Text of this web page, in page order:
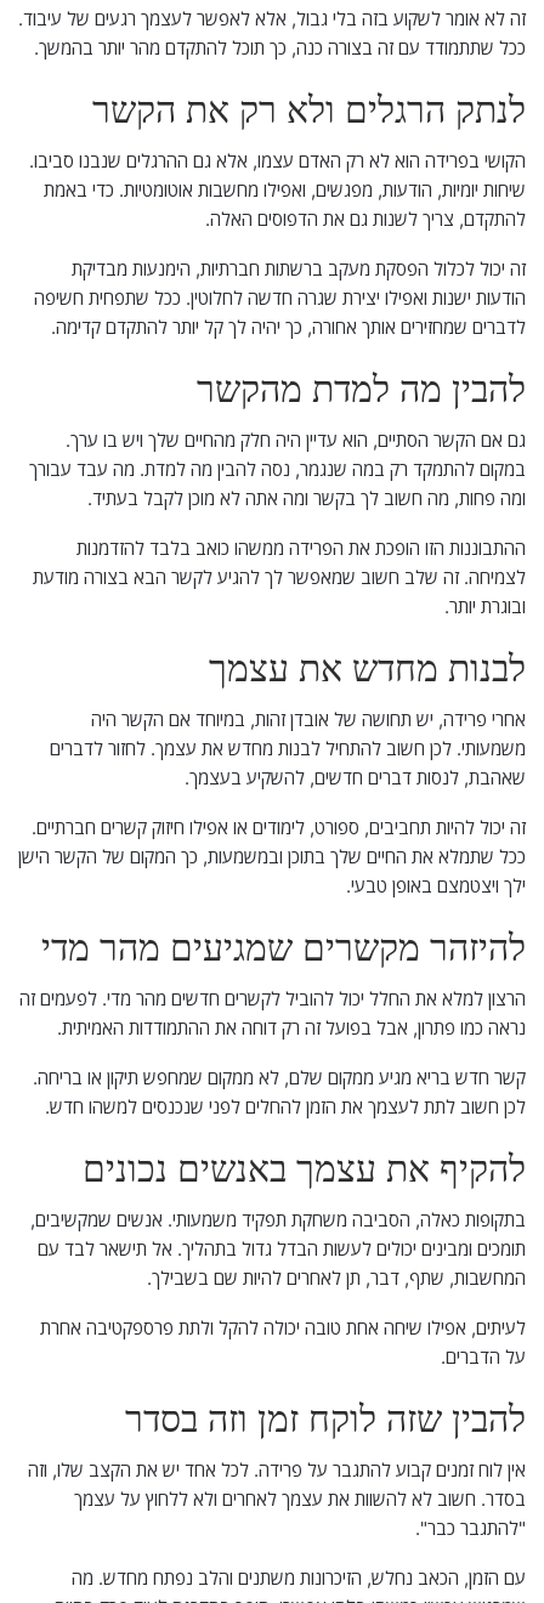
זה לא אומר לשקוע בזה בלי גבול, אלא לאפשר לעצמך רגעים של עיבוד.
ככל שתתמודד עם זה בצורה כנה, כך תוכל להתקדם מהר יותר בהמשך.
לנתק הרגלים ולא רק את הקשר
הקושי בפרידה הוא לא רק האדם עצמו, אלא גם ההרגלים שנבנו סביבו.
שיחות יומיות, הודעות, מפגשים, ואפילו מחשבות אוטומטיות. כדי באמת
להתקדם, צריך לשנות גם את הדפוסים האלה.
זה יכול לכלול הפסקת מעקב ברשתות חברתיות, הימנעות מבדיקת
הודעות ישנות ואפילו יצירת שגרה חדשה לחלוטין. ככל שתפחית חשיפה
לדברים שמחזירים אותך אחורה, כך יהיה לך קל יותר להתקדם קדימה.
להבין מה למדת מהקשר
גם אם הקשר הסתיים, הוא עדיין היה חלק מהחיים שלך ויש בו ערך.
במקום להתמקד רק במה שנגמר, נסה להבין מה למדת. מה עבד עבורך
ומה פחות, מה חשוב לך בקשר ומה אתה לא מוכן לקבל בעתיד.
ההתבוננות הזו הופכת את הפרידה ממשהו כואב בלבד להזדמנות
לצמיחה. זה שלב חשוב שמאפשר לך להגיע לקשר הבא בצורה מודעת
ובוגרת יותר.
לבנות מחדש את עצמך
אחרי פרידה, יש תחושה של אובדן זהות, במיוחד אם הקשר היה
משמעותי. לכן חשוב להתחיל לבנות מחדש את עצמך. לחזור לדברים
שאהבת, לנסות דברים חדשים, להשקיע בעצמך.
זה יכול להיות תחביבים, ספורט, לימודים או אפילו חיזוק קשרים חברתיים.
ככל שתמלא את החיים שלך בתוכן ובמשמעות, כך המקום של הקשר הישן
ילך ויצטמצם באופן טבעי.
להיזהר מקשרים שמגיעים מהר מדי
הרצון למלא את החלל יכול להוביל לקשרים חדשים מהר מדי. לפעמים זה
נראה כמו פתרון, אבל בפועל זה רק דוחה את ההתמודדות האמיתית.
קשר חדש בריא מגיע ממקום שלם, לא ממקום שמחפש תיקון או בריחה.
לכן חשוב לתת לעצמך את הזמן להחלים לפני שנכנסים למשהו חדש.
להקיף את עצמך באנשים נכונים
בתקופות כאלה, הסביבה משחקת תפקיד משמעותי. אנשים שמקשיבים,
תומכים ומבינים יכולים לעשות הבדל גדול בתהליך. אל תישאר לבד עם
המחשבות, שתף, דבר, תן לאחרים להיות שם בשבילך.
לעיתים, אפילו שיחה אחת טובה יכולה להקל ולתת פרספקטיבה אחרת
על הדברים.
להבין שזה לוקח זמן וזה בסדר
אין לוח זמנים קבוע להתגבר על פרידה. לכל אחד יש את הקצב שלו, וזה
בסדר. חשוב לא להשוות את עצמך לאחרים ולא ללחוץ על עצמך
"להתגבר כבר".
עם הזמן, הכאב נחלש, הזיכרונות משתנים והלב נפתח מחדש. מה